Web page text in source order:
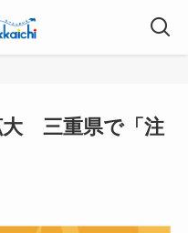
大 三重県で「注